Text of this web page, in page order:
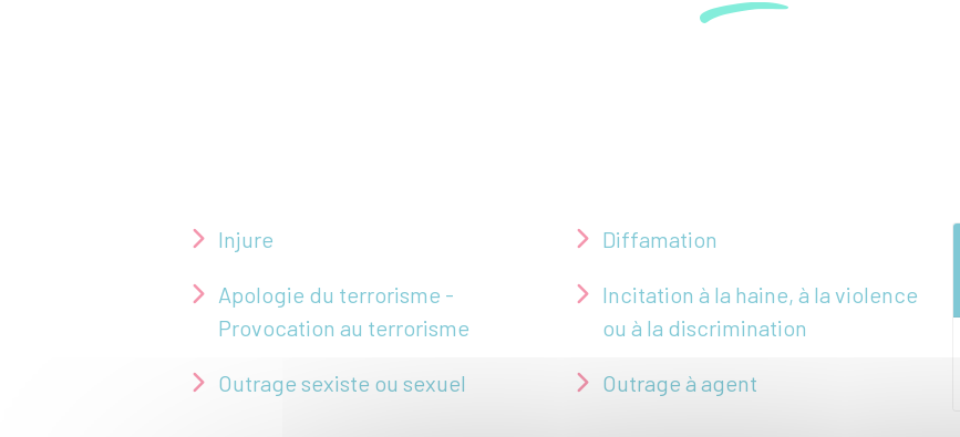
Injure Diffamation
Apologie du terrorisme -
Provocation au terrorisme
Incitation à la haine, à la violence
ou à la discrimination
Outrage sexiste ou sexuel Outrage à agent